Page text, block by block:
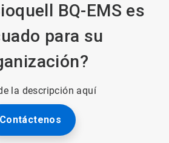
BQ-EMS es
para su
la descripción aquí
Contáctenos